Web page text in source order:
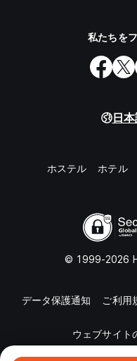
私たちを
日本
ホステル ホテル
© 1999-2026
データ保護通知 ご利用
ウェブサイト